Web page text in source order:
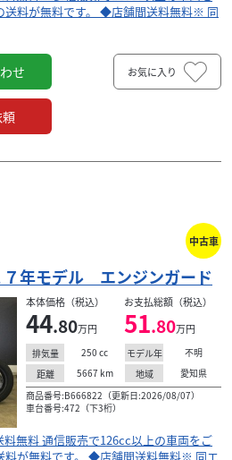
送料が無料です。 ◆店舗間送料無料※ 同
せ お気に入り
中古車
年モデル エンジンガード
本体価格（税込）
44.80万円
お支払総額（税込）
51.80万円
排気量 250 cc モデル年
不明
距離
5667 km 地域
愛知県
商品番号:B666822（更新日:2026/08/07）
車台番号:472（下3桁）
無料 通信販売で126cc以上の車両をご
料が無料です。 ◆店舗間送料無料※ 同エ